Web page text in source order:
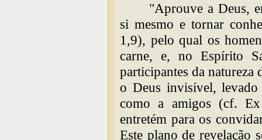
"Aprouve a Deus,
si mesmo e tornar
1,9), pelo qual os
carne, e, no Espírito
participantes da natureza
o Deus invisível,
como a amigos (cf.
entretém para os
Este plano de revelação